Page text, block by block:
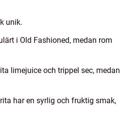
unik.
i Old Fashioned, medan rom
limejuice och trippel sec, medan
har en syrlig och fruktig smak,